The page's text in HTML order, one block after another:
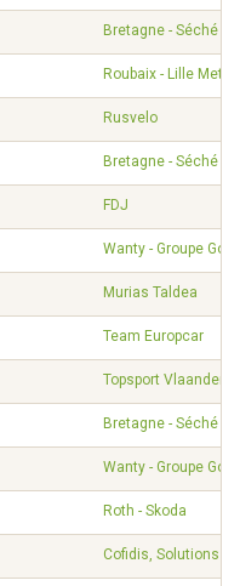
Bretagne - Séché
Roubaix - Lille
Rusvelo
Bretagne - Séché
FDJ
Wanty - Groupe
Murias Taldea
Team Europcar
Topsport
Bretagne - Séché
Wanty - Groupe
Roth - Skoda
Cofidis, Solutions